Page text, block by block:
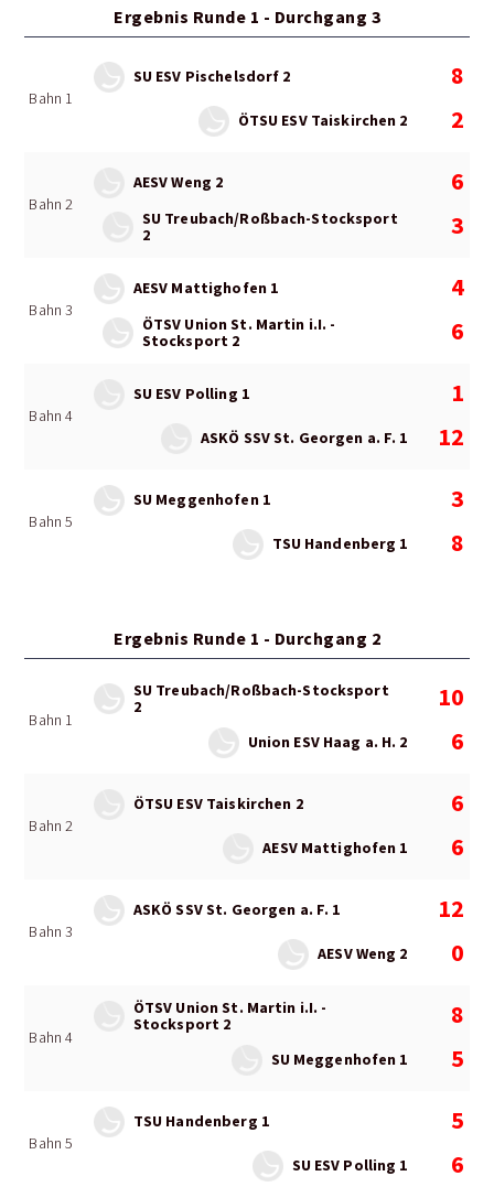
Ergebnis Runde 1 - Durchgang 3
Bahn 1
SU ESV Pischelsdorf 2
8
2
ÖTSU ESV Taiskirchen 2
Bahn 2
AESV Weng 2
6
3
SU Treubach/Roßbach-Stocksport
2
Bahn 3
AESV Mattighofen 1
4
6
ÖTSV Union St. Martin i.I. -
Stocksport 2
Bahn 4
SU ESV Polling 1
1
12
ASKÖ SSV St. Georgen a. F. 1
Bahn 5
SU Meggenhofen 1
3
8
TSU Handenberg 1
Ergebnis Runde 1 - Durchgang 2
Bahn 1
SU Treubach/Roßbach-Stocksport
2
10
6
Union ESV Haag a. H. 2
Bahn 2
ÖTSU ESV Taiskirchen 2
6
6
AESV Mattighofen 1
Bahn 3
ASKÖ SSV St. Georgen a. F. 1
12
0
AESV Weng 2
Bahn 4
ÖTSV Union St. Martin i.I. -
Stocksport 2
8
5
SU Meggenhofen 1
Bahn 5
TSU Handenberg 1
5
6
SU ESV Polling 1